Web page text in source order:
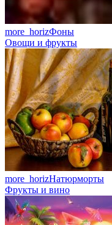
more_horizФоны
Овощи и фрукты
more_horizНатюрморты
Фрукты и вино